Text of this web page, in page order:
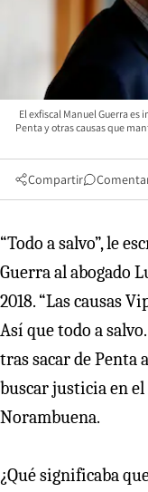
El exfiscal Manuel Guerra
Penta y otras causas que
Compartir
“Todo a salvo”, le
Guerra al abogado
2018. “Las causas
Así que todo a
tras sacar de Penta
buscar justicia en el
Norambuena.
¿Qué significaba